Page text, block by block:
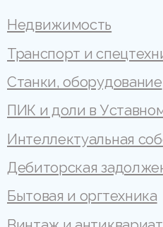
Недвижимость
Транспорт и
Станки, оборудование
ПИК и доли в
Интеллектуальная
Дебиторская
Бытовая и оргтехника